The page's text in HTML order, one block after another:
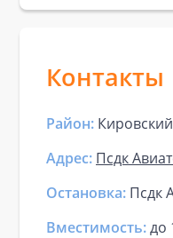
Контакты
Район: Кировский
Адрес: Псдк
Остановка: Псдк
Вместимость:до